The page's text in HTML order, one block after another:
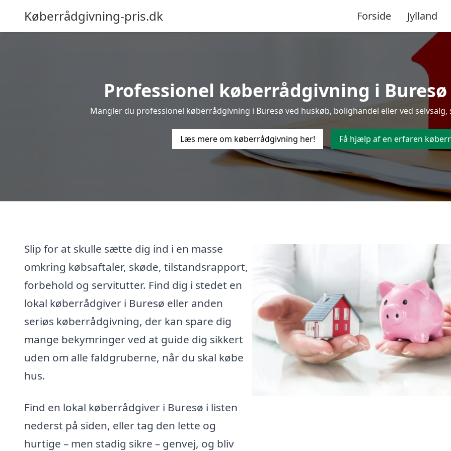
Køberrådgivning-pris.dk Forside Jylland
Professionel køberrådgivning i
Mangler du professionel køberrådgivning i Buresø ved huskøb, bolighandel eller ved
Læs mere om køberrådgivning her! Få hjælp af en erfaren
Slip for at skulle sætte dig ind i en masse
omkring købsaftaler, skøde, tilstandsrapport,
forbehold og servitutter. Find dig i stedet en
lokal køberrådgiver i Buresø eller anden
seriøs køberrådgivning, der kan spare dig
mange bekymringer ved at guide dig sikkert
uden om alle faldgruberne, når du skal købe
hus.
Find en lokal køberrådgiver i Buresø i listen
nederst på siden, eller tag den lette og
hurtige – men stadig sikre – genvej, og bliv